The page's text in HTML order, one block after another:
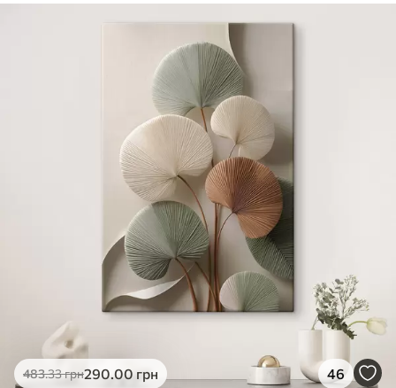
483.33грн290.00 грн 46